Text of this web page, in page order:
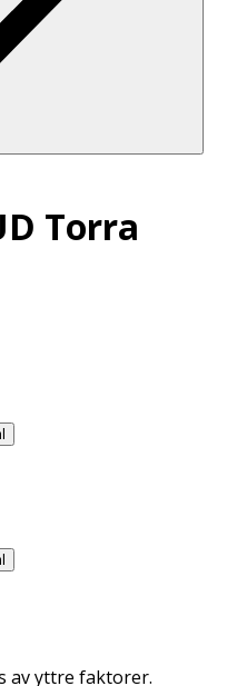
Torra
av yttre faktorer.